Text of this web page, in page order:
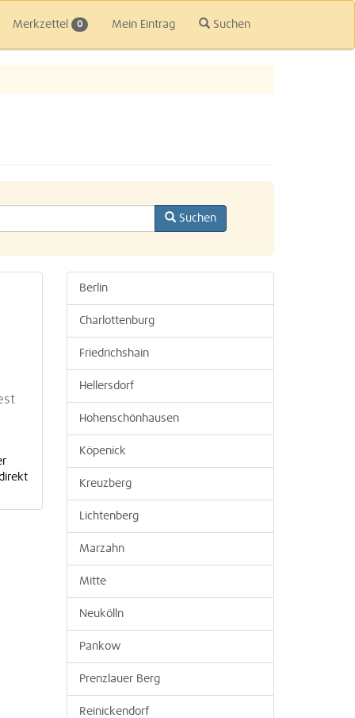
Merkzettel 0 Mein Eintrag Suchen
Suchen
Berlin
Charlottenburg
Friedrichshain
Hellersdorf
Hohenschönhausen
Köpenick
Kreuzberg
Lichtenberg
Marzahn
Mitte
Neukölln
Pankow
Prenzlauer Berg
Reinickendorf